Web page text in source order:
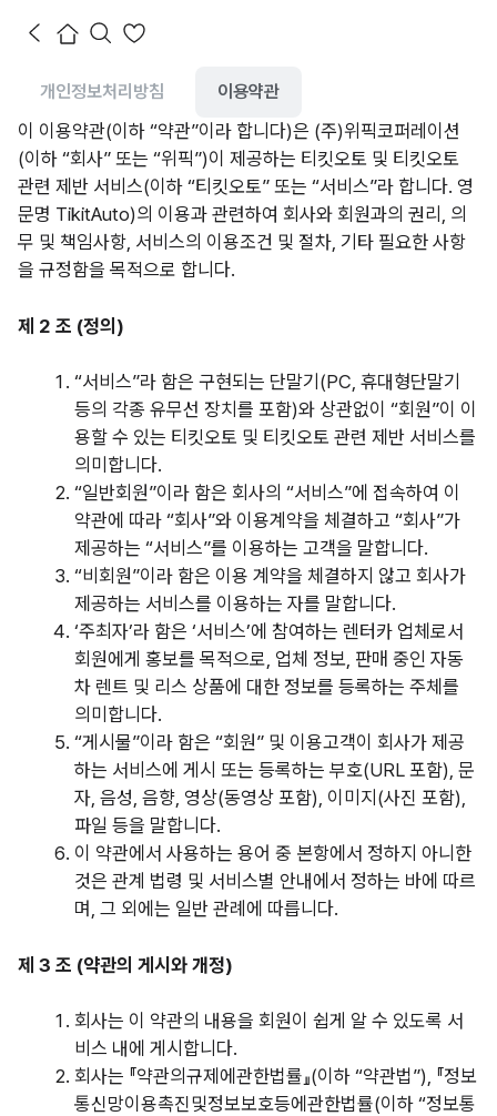
개인정보처리방침 이용약관
이 이용약관(이하 “약관”이라 합니다)은 (주)위픽코퍼레이션
(이하 “회사” 또는 “위픽”)이 제공하는 티킷오토 및 티킷오토
관련 제반 서비스(이하 “티킷오토” 또는 “서비스”라 합니다. 영
문명 TikitAuto)의 이용과 관련하여 회사와 회원과의 권리, 의
무 및 책임사항, 서비스의 이용조건 및 절차, 기타 필요한 사항
을 규정함을 목적으로 합니다.
제 2 조 (정의)
“서비스”라 함은 구현되는 단말기 (PC, 휴대형단말기
등의 각종 유무선 장치를 포함)와 상관없이 “회원”이 이
용할 수 있는 티킷오토 및 티킷오토 관련 제반 서비스를
의미합니다.
“일반회원”이라 함은 회사의 “서비스”에 접속하여 이
약관에 따라 “회사”와 이용계약을 체결하고 “회사”가
제공하는 “서비스”를 이용하는 고객을 말합니다.
“비회원”이라 함은 이용 계약을 체결하지 않고 회사가
제공하는 서비스를 이용하는 자를 말합니다.
‘주최자’라 함은 ‘서비스’에 참여하는 렌터카 업체로서
회원에게 홍보를 목적으로, 업체 정보, 판매 중인 자동
차 렌트 및 리스 상품에 대한 정보를 등록하는 주체를
의미합니다.
“게시물”이라 함은 “회원” 및 이용고객이 회사가 제공
하는 서비스에 게시 또는 등록하는 부호(URL 포함), 문
자, 음성, 음향, 영상(동영상 포함), 이미지(사진 포함),
파일 등을 말합니다.
이 약관에서 사용하는 용어 중 본항에서 정하지 아니한
것은 관계 법령 및 서비스별 안내에서 정하는 바에 따르
며, 그 외에는 일반 관례에 따릅니다.
제 3 조 (약관의 게시와 개정)
회사는 이 약관의 내용을 회원이 쉽게 알 수 있도록 서
비스 내에 게시합니다.
회사는 『약관의규제에관한법률』(이하 “약관법”), 『정보
통신망이용촉진및정보보호등에관한법률(이하 “정보통